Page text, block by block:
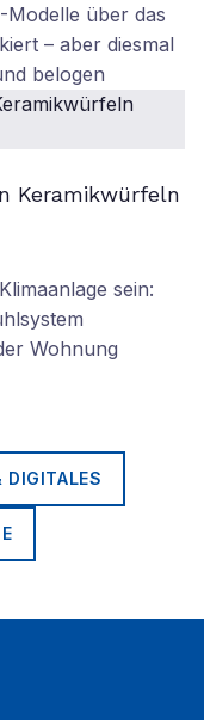
über das
– aber diesmal
belogen
Keramikwürfeln
sein:
Wohnung
DIGITALES